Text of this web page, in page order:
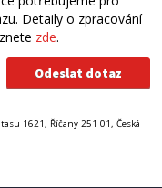
Detaily o zpracování
zde.
1621, Říčany 251 01, Česká